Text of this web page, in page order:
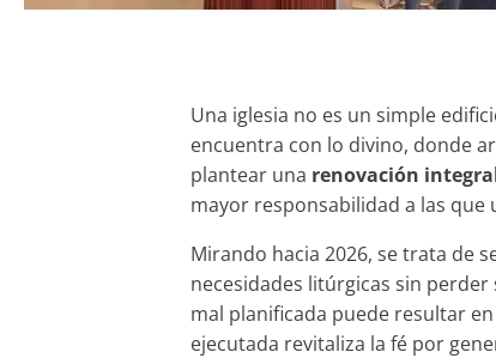
Una iglesia no es un simple
encuentra con lo divino, donde
plantear una renovación
mayor responsabilidad a las
Mirando hacia 2026, se trata de
necesidades litúrgicas sin
mal planificada puede resultar
ejecutada revitaliza la fé por